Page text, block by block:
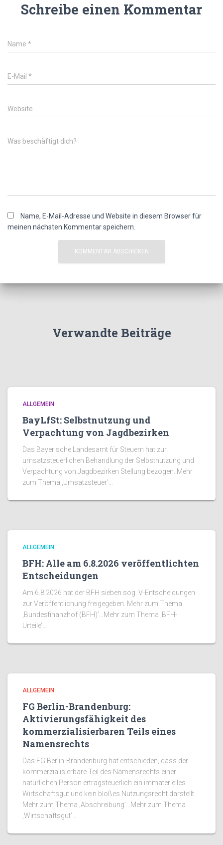
Schreibe einen Kommentar
Name *
E-Mail *
Website
Was beschäftigt dich?
Name, E-Mail-Adresse und Website in diesem Browser für
meinen nächsten Kommentar speichern.
Verwandte Beiträge
ALLGEMEIN
BayLfSt: Selbstnutzung und
Verpachtung von Jagdbezirken
Das Bayerische Landesamt für Steuern hat zur
umsatzsteuerlichen Behandlung der Selbstnutzung und
Verpachtung von Jagdbezirken Stellung bezogen. Mehr
zum Thema ‚Umsatzsteuer’…
ALLGEMEIN
BFH: Alle am 6.8.2026 veröffentlichten
Entscheidungen
Am 6.8.2026 hat der BFH sieben sog. V-Entscheidungen
zur Veröffentlichung freigegeben. Mehr zum Thema
‚Bundesfinanzhof (BFH)’…Mehr zum Thema ‚BFH-
Urteile’…
ALLGEMEIN
FG Berlin-Brandenburg:
Aktivierungsfähigkeit des
kommerzialisierbaren Teils eines
Namensrechts
Das FG Berlin-Brandenburg hat entschieden, dass der
kommerzialisierbare Teil des Namensrechts einer
natürlichen Person ertragsteuerlich ein immaterielles
Wirtschaftsgut und kein bloßes Nutzungsrecht darstellt.
Mehr zum Thema ‚Abschreibung’…Mehr zum Thema
‚Wirtschaftsgut’…